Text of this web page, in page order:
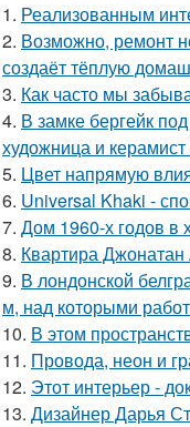
1. Реализованным
2. Возможно, ремонт
создаёт тёплую
3. Как часто мы
4. В замке бергейк
художница и
5. Цвет напрямую
6. Universal Khaki -
7. Дом 1960-х годов в
8. Квартира
9. В лондонской
м, над которыми
10. В этом
11. Провода, неон и
12. Этот интерьер -
13. Дизайнер Дарья